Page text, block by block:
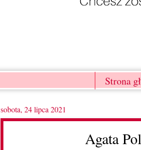
Strona
sobota, 24 lipca 2021
Agata